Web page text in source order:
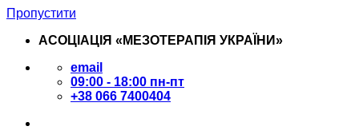
Пропустити
АСОЦІАЦІЯ «МЕЗОТЕРАПІЯ УКРАЇНИ»
email
09:00 - 18:00 пн-пт
+38 066 7400404